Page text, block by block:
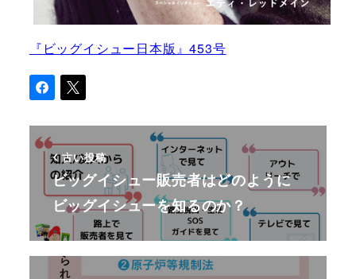
『 ビッグイシュー日本版』453号
古い投稿
ビッグイシュー販売者はどのように
ビッグイシューを知るのか？